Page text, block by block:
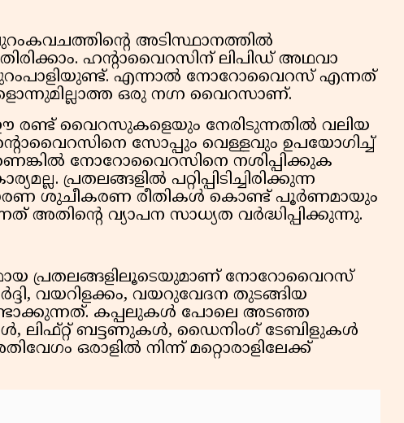
അടിസ്ഥാനത്തിൽ
ഹന്റാവൈറസിന് ലിപിഡ് അഥവാ
എന്നാൽ നോറോവൈറസ് എന്നത്
ഒരു നഗ്ന വൈറസാണ്.
വൈറസുകളെയും നേരിടുന്നതിൽ വലിയ
സോപ്പും വെള്ളവും ഉപയോഗിച്ച്
നോറോവൈറസിനെ നശിപ്പിക്കുക
പ്രതലങ്ങളിൽ പറ്റിപ്പിടിച്ചിരിക്കുന്ന
ശുചീകരണ രീതികൾ കൊണ്ട് പൂർണമായും
അതിന്റെ വ്യാപന സാധ്യത വർദ്ധിപ്പിക്കുന്നു.
പ്രതലങ്ങളിലൂടെയുമാണ് നോറോവൈറസ്
വയറിളക്കം, വയറുവേദന തുടങ്ങിയ
കപ്പലുകൾ പോലെ അടഞ്ഞ
ലിഫ്റ്റ് ബട്ടണുകൾ, ഡൈനിംഗ് ടേബിളുകൾ
ഒരാളിൽ നിന്ന് മറ്റൊരാളിലേക്ക്